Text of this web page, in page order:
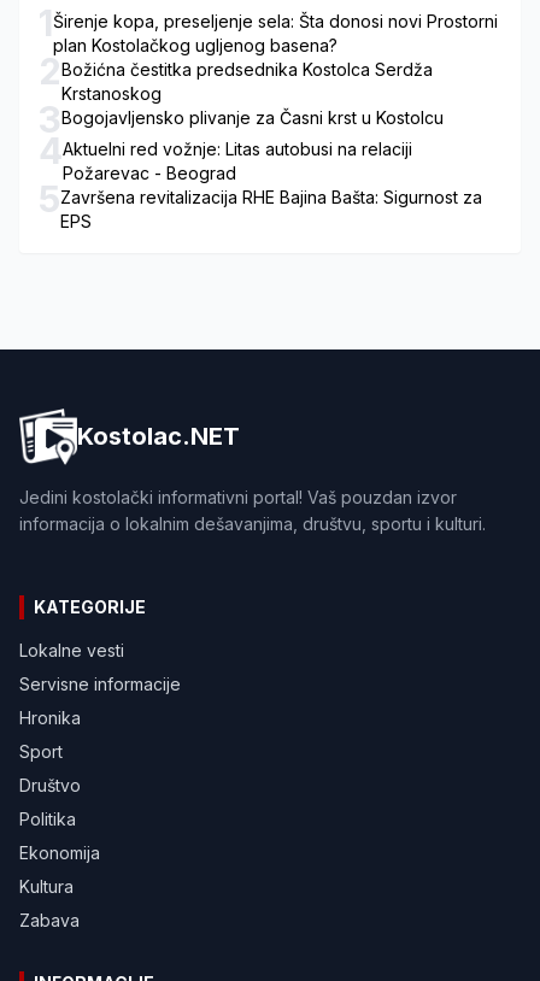
1Širenje kopa, preseljenje sela: Šta donosi novi Prostorni
plan Kostolačkog ugljenog basena?
2 Božićna čestitka predsednika Kostolca Serdža
Krstanoskog
3 Bogojavljensko plivanje za Časni krst u Kostolcu
4Aktuelni red vožnje: Litas autobusi na relaciji
Požarevac - Beograd
5Završena revitalizacija RHE Bajina Bašta: Sigurnost za
EPS
Kostolac.NET
Jedini kostolački informativni portal! Vaš pouzdan izvor
informacija o lokalnim dešavanjima, društvu, sportu i kulturi.
KATEGORIJE
Lokalne vesti
Servisne informacije
Hronika
Sport
Društvo
Politika
Ekonomija
Kultura
Zabava